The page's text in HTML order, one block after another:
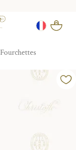
Fourchettes